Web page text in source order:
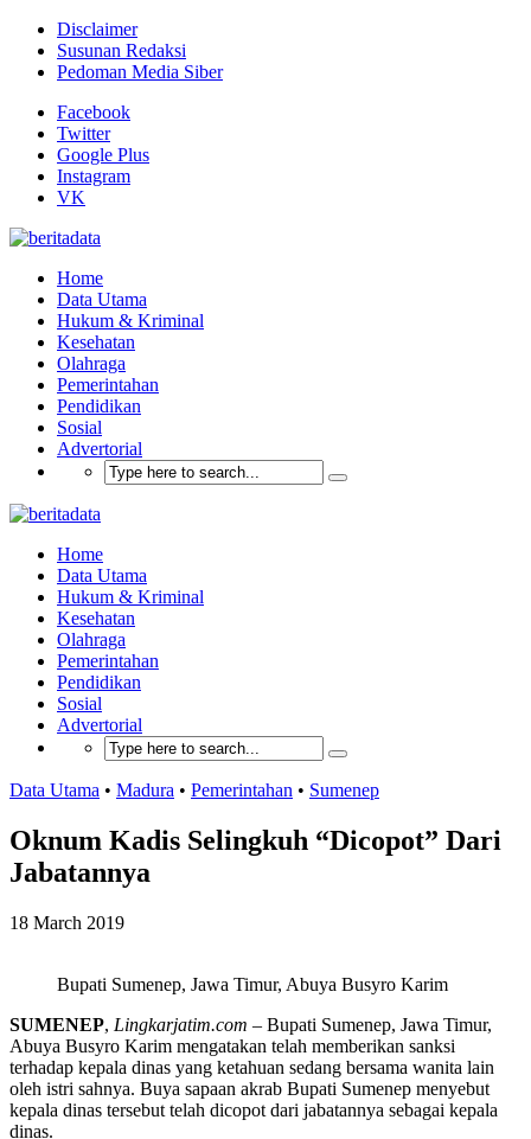
Disclaimer
Susunan Redaksi
Pedoman Media Siber
Facebook
Twitter
Google Plus
Instagram
VK
Home
Data Utama
Hukum & Kriminal
Kesehatan
Olahraga
Pemerintahan
Pendidikan
Sosial
Advertorial
Home
Data Utama
Hukum & Kriminal
Kesehatan
Olahraga
Pemerintahan
Pendidikan
Sosial
Advertorial
Data Utama • Madura • Pemerintahan • Sumenep
Oknum Kadis Selingkuh “Dicopot” Dari
Jabatannya
18 March 2019
Bupati Sumenep, Jawa Timur, Abuya Busyro Karim
SUMENEP, Lingkarjatim.com – Bupati Sumenep, Jawa Timur,
Abuya Busyro Karim mengatakan telah memberikan sanksi
terhadap kepala dinas yang ketahuan sedang bersama wanita lain
oleh istri sahnya. Buya sapaan akrab Bupati Sumenep menyebut
kepala dinas tersebut telah dicopot dari jabatannya sebagai kepala
dinas.